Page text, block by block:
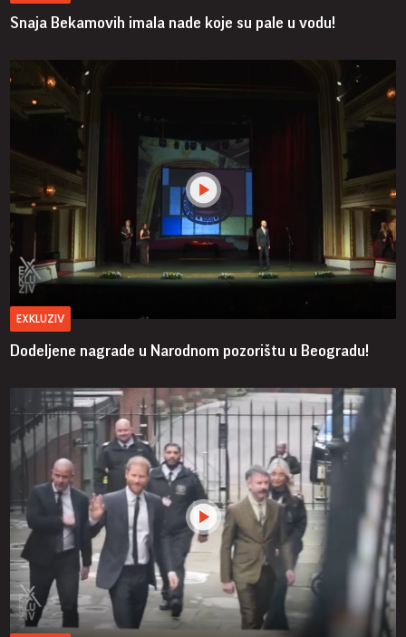
Snaja Bekamovih imala nade koje su pale u vodu!
EXKLUZIV
Dodeljene nagrade u Narodnom pozorištu u Beogradu!